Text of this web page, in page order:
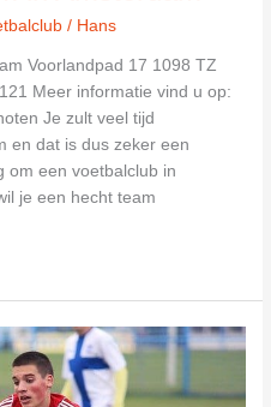
/ Hans
Voorlandpad 17 1098 TZ
Meer informatie vind u op:
Je zult veel tijd
en dat is dus zeker een
om een voetbalclub in
je een hecht team